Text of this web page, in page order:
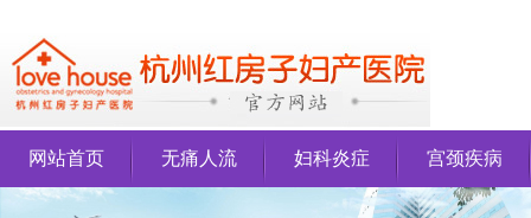
网站首页 无痛人流 妇科炎症 宫颈疾病